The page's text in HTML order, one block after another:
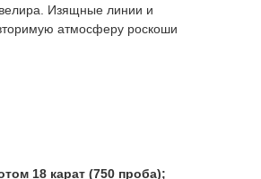
Изящные линии и
атмосферу роскоши
18 карат (750 проба);